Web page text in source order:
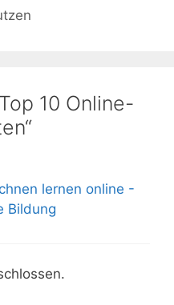
10 Online-
lernen online -
Bildung